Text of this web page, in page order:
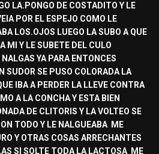
LA.PONGO DE COSTADITO Y LE
POR EL ESPEJO COMO LE
LOS.OJOS LUEGO LA SUBO A QUE
MI Y LE SUBETE DEL CULO
YA PARA ENTONCES
SUDOR SE PUSO COLORADA LA
IBA A PERDER LA LLEVE CONTRA
A LA CONCHA Y ESTA BIEN
DE CLITORIS Y LA VOLTEO SE
TODO Y LE NALGUEABA ME
Y OTRAS COSAS ARRECHANTES
SI SOLTE TODA LA LACTOSA ME